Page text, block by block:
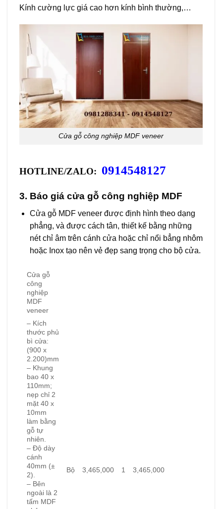
Kính cường lực giá cao hơn kính bình thường,…
Cửa gỗ công nghiệp MDF veneer
HOTLINE/ZALO: 0914548127
3. Báo giá cửa gỗ công nghiệp MDF
Cửa gỗ MDF veneer được định hình theo dạng
phẳng, và được cách tân, thiết kế bằng những
nét chỉ âm trên cánh cửa hoặc chỉ nổi bẳng nhôm
hoặc Inox tạo nên vẻ đẹp sang trọng cho bộ cửa.
Cửa gỗ
công
nghiệp
MDF
veneer
– Kích
thước phủ
bì cửa:
(900 x
2.200)mm
– Khung
bao 40 x
110mm;
nẹp chỉ 2
mặt 40 x
10mm
làm bằng
gỗ tự
nhiên.
– Độ dày
cánh
40mm (±
2).
– Bên
ngoài là 2
tấm MDF
Bộ 3,465,000 1 3,465,000